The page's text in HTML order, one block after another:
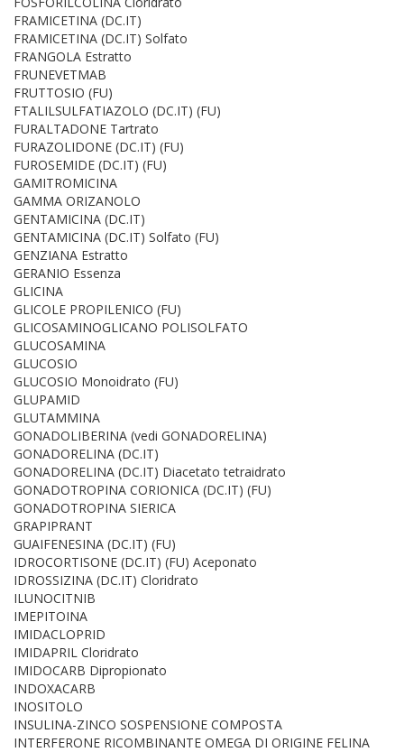
FRAMICETINA (DC.IT)
FRAMICETINA (DC.IT) Solfato
FRANGOLA Estratto
FRUNEVETMAB
FRUTTOSIO (FU)
FTALILSULFATIAZOLO (DC.IT) (FU)
FURALTADONE Tartrato
FURAZOLIDONE (DC.IT) (FU)
FUROSEMIDE (DC.IT) (FU)
GAMITROMICINA
GAMMA ORIZANOLO
GENTAMICINA (DC.IT)
GENTAMICINA (DC.IT) Solfato (FU)
GENZIANA Estratto
GERANIO Essenza
GLICINA
GLICOLE PROPILENICO (FU)
GLICOSAMINOGLICANO POLISOLFATO
GLUCOSAMINA
GLUCOSIO
GLUCOSIO Monoidrato (FU)
GLUPAMID
GLUTAMMINA
GONADOLIBERINA (vedi GONADORELINA)
GONADORELINA (DC.IT)
GONADORELINA (DC.IT) Diacetato tetraidrato
GONADOTROPINA CORIONICA (DC.IT) (FU)
GONADOTROPINA SIERICA
GRAPIPRANT
GUAIFENESINA (DC.IT) (FU)
IDROCORTISONE (DC.IT) (FU) Aceponato
IDROSSIZINA (DC.IT) Cloridrato
ILUNOCITNIB
IMEPITOINA
IMIDACLOPRID
IMIDAPRIL Cloridrato
IMIDOCARB Dipropionato
INDOXACARB
INOSITOLO
INSULINA-ZINCO SOSPENSIONE COMPOSTA
INTERFERONE RICOMBINANTE OMEGA DI ORIGINE FELINA